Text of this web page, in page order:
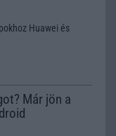
Huawei és
Már jön a